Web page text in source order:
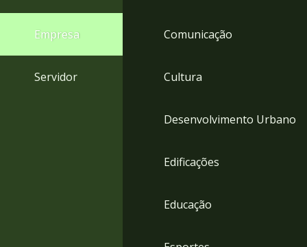
Empresa
Servidor
Comunicação
Cultura
Desenvolvimento Urbano
Edificações
Educação